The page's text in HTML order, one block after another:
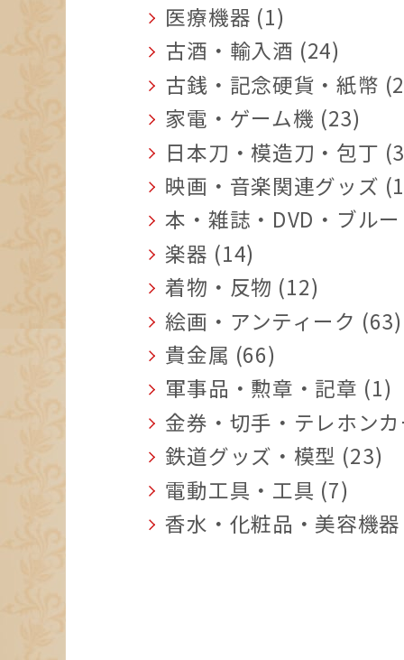
医療機器 (1)
古酒・輸入酒 (24)
古銭・記念硬貨・紙幣
家電・ゲーム機 (23)
日本刀・模造刀・包丁
映画・音楽関連グッズ
本・雑誌・DVD・ブル
楽器 (14)
着物・反物 (12)
絵画・アンティーク (63)
貴金属 (66)
軍事品・勲章・記章 (1)
金券・切手・テレホン
鉄道グッズ・模型 (23)
電動工具・工具 (7)
香水・化粧品・美容機